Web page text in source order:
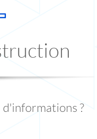
d'informations ?